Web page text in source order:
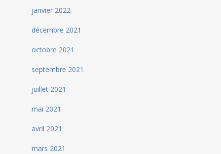
janvier 2022
décembre 2021
octobre 2021
septembre 2021
juillet 2021
mai 2021
avril 2021
mars 2021